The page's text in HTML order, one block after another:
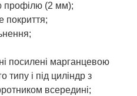
профілю (2 мм);
покриття;
посилені марганцевою
типу і під циліндр з
всередині;